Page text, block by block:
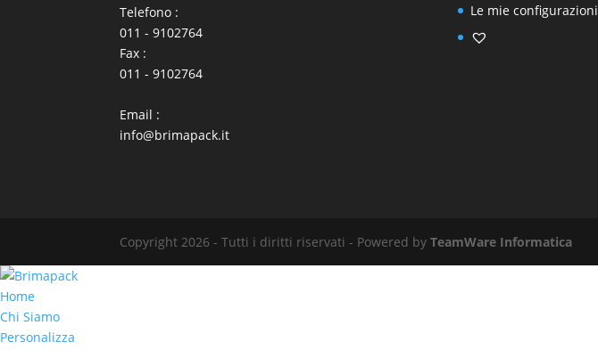
Telefono :
011 - 9102764
Fax :
011 - 9102764
Email :
info@brimapack.it
Le mie configurazioni
Copyright 2026 - Tutti i diritti riservati - Powered byTeamWare Informatica
Home
Chi Siamo
Personalizza